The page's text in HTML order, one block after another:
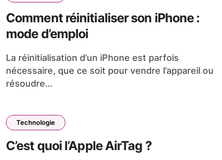
Comment réinitialiser son iPhone :
mode d’emploi
La réinitialisation d’un iPhone est parfois
nécessaire, que ce soit pour vendre l’appareil ou
résoudre...
Technologie
C’est quoi l’Apple AirTag ?